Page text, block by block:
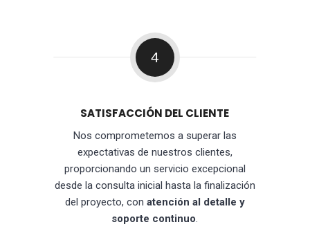
4
SATISFACCIÓN DEL CLIENTE
Nos comprometemos a superar las
expectativas de nuestros clientes,
proporcionando un servicio excepcional
desde la consulta inicial hasta la finalización
del proyecto, con atención al detalle y
soporte continuo.